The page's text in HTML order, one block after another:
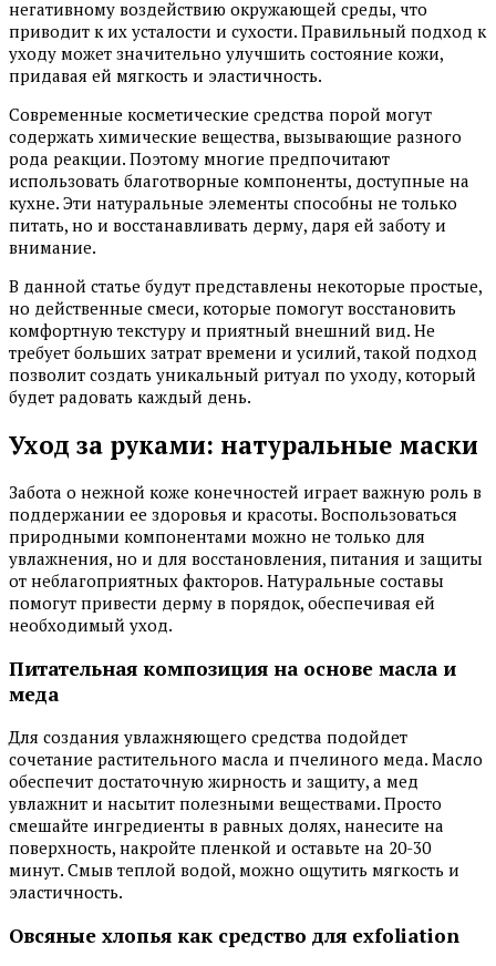
негативному воздействию окружающей среды, что
приводит к их усталости и сухости. Правильный подход к
уходу может значительно улучшить состояние кожи,
придавая ей мягкость и эластичность.
Современные косметические средства порой могут
содержать химические вещества, вызывающие разного
рода реакции. Поэтому многие предпочитают
использовать благотворные компоненты, доступные на
кухне. Эти натуральные элементы способны не только
питать, но и восстанавливать дерму, даря ей заботу и
внимание.
В данной статье будут представлены некоторые простые,
но действенные смеси, которые помогут восстановить
комфортную текстуру и приятный внешний вид. Не
требует больших затрат времени и усилий, такой подход
позволит создать уникальный ритуал по уходу, который
будет радовать каждый день.
Уход за руками: натуральные маски
Забота о нежной коже конечностей играет важную роль в
поддержании ее здоровья и красоты. Воспользоваться
природными компонентами можно не только для
увлажнения, но и для восстановления, питания и защиты
от неблагоприятных факторов. Натуральные составы
помогут привести дерму в порядок, обеспечивая ей
необходимый уход.
Питательная композиция на основе масла и
меда
Для создания увлажняющего средства подойдет
сочетание растительного масла и пчелиного меда. Масло
обеспечит достаточную жирность и защиту, а мед
увлажнит и насытит полезными веществами. Просто
смешайте ингредиенты в равных долях, нанесите на
поверхность, накройте пленкой и оставьте на 20-30
минут. Смыв теплой водой, можно ощутить мягкость и
эластичность.
Овсяные хлопья как средство для exfoliation